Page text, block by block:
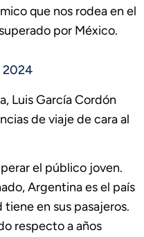
que nos rodea en el
por México.
2024
Luis García Cordón
de viaje de cara al
el público joven.
Argentina es el país
en sus pasajeros.
respecto a años